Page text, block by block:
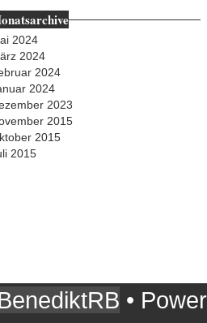
2024
2024
2024
2024
2023
2015
2015
2015
•